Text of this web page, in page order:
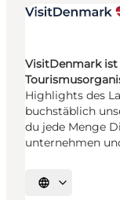
VisitDenmark
Highlights des
buchstäblich
du jede Menge
unternehmen
Sprache